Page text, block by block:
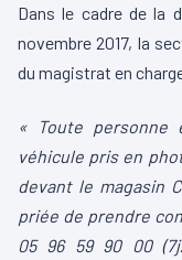
Dans le cadre de la
novembre 2017, la
du magistrat en
« Toute personne
véhicule pris en
devant le magasin
priée de prendre
05 96 59 90 00